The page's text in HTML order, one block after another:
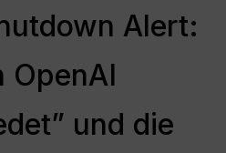
Alert:
OpenAI
und die